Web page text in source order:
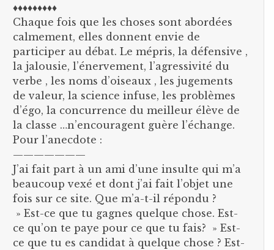
♦♦♦♦♦♦♦♦♦
Chaque fois que les choses sont abordées
calmement, elles donnent envie de
participer au débat. Le mépris, la défensive ,
la jalousie, l’énervement, l’agressivité du
verbe , les noms d’oiseaux , les jugements
de valeur, la science infuse, les problèmes
d’égo, la concurrence du meilleur élève de
la classe …n’encouragent guère l’échange.
Pour l’anecdote :
———————
J’ai fait part à un ami d’une insulte qui m’a
beaucoup vexé et dont j’ai fait l’objet une
fois sur ce site. Que m’a-t-il répondu ?
» Est-ce que tu gagnes quelque chose. Est-
ce qu’on te paye pour ce que tu fais? » Est-
ce que tu es candidat à quelque chose ? Est-